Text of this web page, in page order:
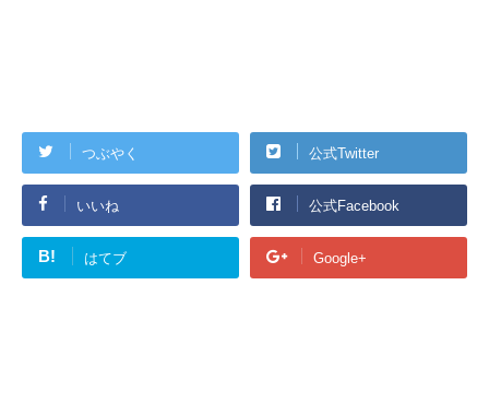
つぶやく 公式Twitter
いいね 公式Facebook
B! はてブ Google+